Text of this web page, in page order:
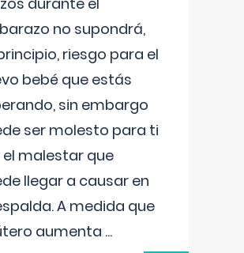
no supondrá,
riesgo para el
bebé que estás
sin embargo
ser molesto para ti
el malestar que
llegar a causar en
A medida que
aumenta ...